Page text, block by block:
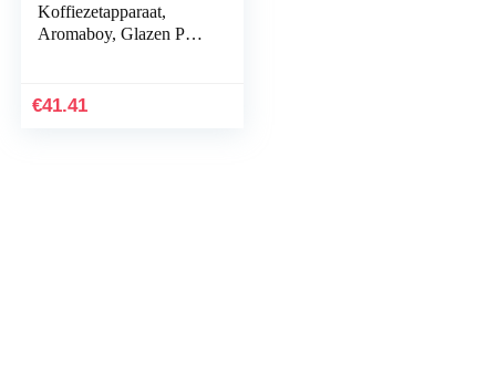
Koffiezetapparaat,
Aromaboy, Glazen Pot
€41.41